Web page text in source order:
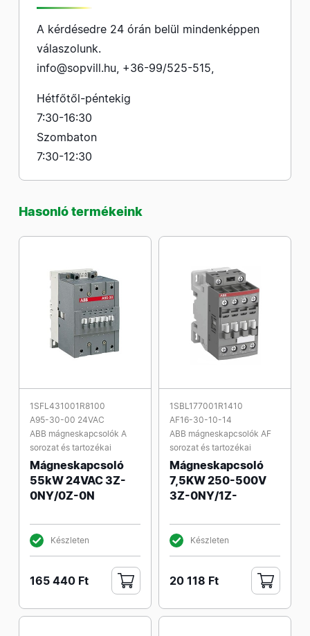
A kérdésedre 24 órán belül mindenképpen
válaszolunk.
info@sopvill.hu, +36-99/525-515,
Hétfőtől-péntekig
7:30-16:30
Szombaton
7:30-12:30
Hasonló termékeink
1SFL431001R8100
A95-30-00 24VAC
ABB mágneskapcsolók A
sorozat és tartozékai
Mágneskapcsoló
55kW 24VAC 3Z-
0NY/0Z-0N
Készleten
165 440 Ft
1SBL177001R1410
AF16-30-10-14
ABB mágneskapcsolók AF
sorozat és tartozékai
Mágneskapcsoló
7,5KW 250-500V
3Z-0NY/1Z-
Készleten
20 118 Ft